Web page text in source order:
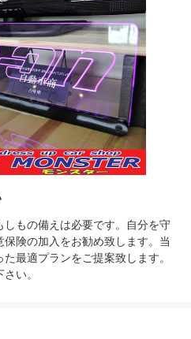
もの備えは必要です。自分を守
険の加入をお勧め致します。当
最適プランをご提案致します。
い。